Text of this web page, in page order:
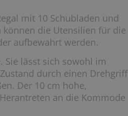
mit 10 Schubladen und
können die Utensilien für die
aufbewahrt werden.
Sie lässt sich sowohl im
durch einen Drehgriff
Der 10 cm hohe,
an die Kommode